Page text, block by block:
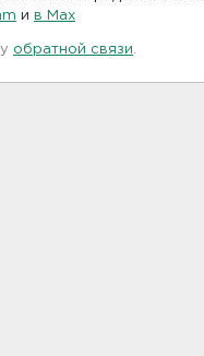
и в Maх
обратной связи